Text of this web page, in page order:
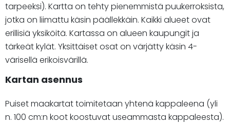
tarpeeksi). Kartta on tehty pienemmistä puukerroksista,
jotka on liimattu käsin päällekkäin. Kaikki alueet ovat
erillisiä yksiköitä. Kartassa on alueen kaupungit ja
tärkeät kylät. Yksittäiset osat on värjätty käsin 4-
värisellä erikoisvärillä.
Kartan asennus
Puiset maakartat toimitetaan yhtenä kappaleena (yli
n. 100 cm:n koot koostuvat useammasta kappaleesta).